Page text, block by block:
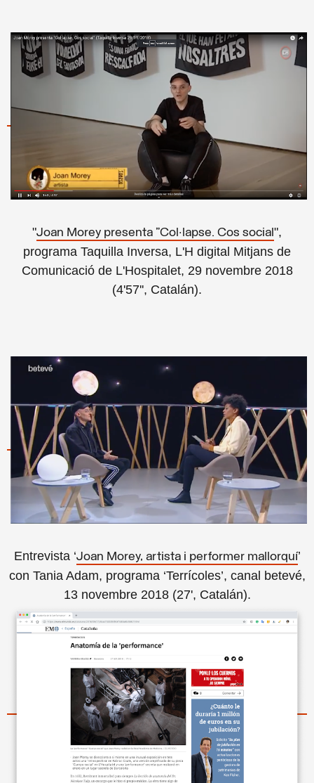
"Joan Morey presenta "Col·lapse. Cos social",
programa Taquilla Inversa, L'H digital Mitjans de
Comunicació de L'Hospitalet, 29 novembre 2018
(4'57'', Catalán).
Entrevista ‘Joan Morey, artista i performer mallorquí’
con Tania Adam, programa ‘Terrícoles’, canal betevé,
13 novembre 2018 (27', Catalán).